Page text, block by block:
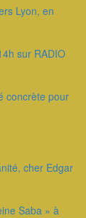
Lyon, en
sur RADIO
concrète pour
cher Edgar
Saba » à